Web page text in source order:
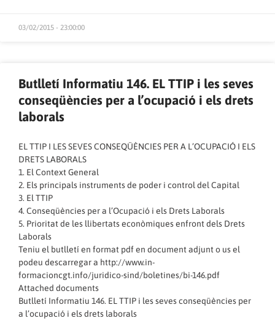
03/02/2015 - 23:00:00
Butlletí Informatiu 146. EL TTIP i les seves
conseqüències per a l’ocupació i els drets
laborals
EL TTIP I LES SEVES CONSEQÜÈNCIES PER A L’OCUPACIÓ I ELS
DRETS LABORALS
1. El Context General
2. Els principals instruments de poder i control del Capital
3. El TTIP
4. Conseqüències per a l’Ocupació i els Drets Laborals
5. Prioritat de les llibertats econòmiques enfront dels Drets
Laborals
Teniu el butlletí en format pdf en document adjunt o us el
podeu descarregar a http://www.in-
formacioncgt.info/juridico-sind/boletines/bi-146.pdf
Attached documents
Butlletí Informatiu 146. EL TTIP i les seves conseqüències per
a l’ocupació i els drets laborals